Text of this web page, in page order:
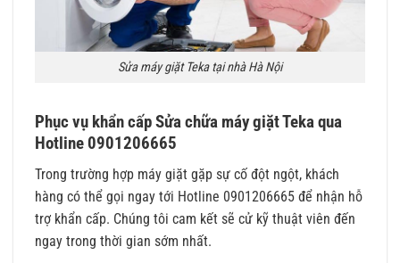
Sửa máy giặt Teka tại nhà Hà Nội
Phục vụ khẩn cấp Sửa chữa máy giặt Teka qua
Hotline 0901206665
Trong trường hợp máy giặt gặp sự cố đột ngột, khách
hàng có thể gọi ngay tới Hotline 0901206665 để nhận hỗ
trợ khẩn cấp. Chúng tôi cam kết sẽ cử kỹ thuật viên đến
ngay trong thời gian sớm nhất.